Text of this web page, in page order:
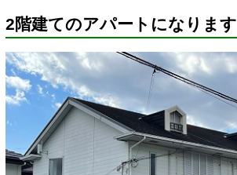
2階建てのアパートになります